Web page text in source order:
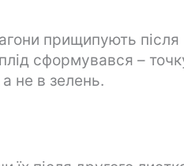
прищипують
сформувався –
не в зелень.